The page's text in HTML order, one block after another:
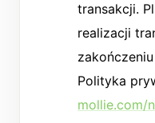
transakcji.
realizacji
Polityka
mollie.com/